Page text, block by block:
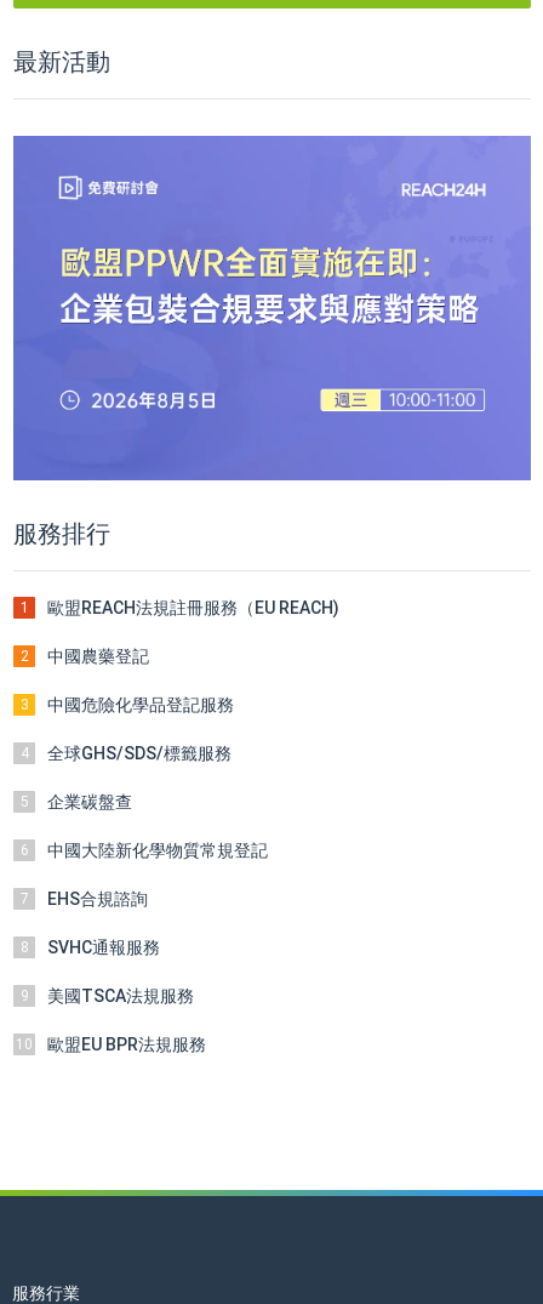
最新活動
服務排行
1 歐盟REACH法規註冊服務（EU REACH)
2 中國農藥登記
3 中國危險化學品登記服務
4 全球GHS/SDS/標籤服務
5 企業碳盤查
6 中國大陸新化學物質常規登記
7 EHS合規諮詢
8 SVHC通報服務
9 美國TSCA法規服務
10 歐盟EU BPR法規服務
服務行業